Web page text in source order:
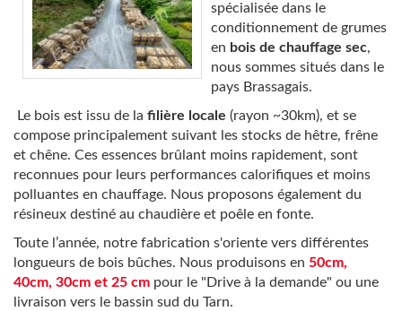
spécialisée dans le
conditionnement de grumes
en bois de chauffage sec,
nous sommes situés dans le
pays Brassagais.
Le bois est issu de la filière locale (rayon ~30km), et se
compose principalement suivant les stocks de hêtre, frêne
et chêne. Ces essences brûlant moins rapidement, sont
reconnues pour leurs performances calorifiques et moins
polluantes en chauffage. Nous proposons également du
résineux destiné au chaudière et poêle en fonte.
Toute l’année, notre fabrication s'oriente vers différentes
longueurs de bois bûches. Nous produisons en 50cm,
40cm, 30cm et 25 cm pour le "Drive à la demande" ou une
livraison vers le bassin sud du Tarn.